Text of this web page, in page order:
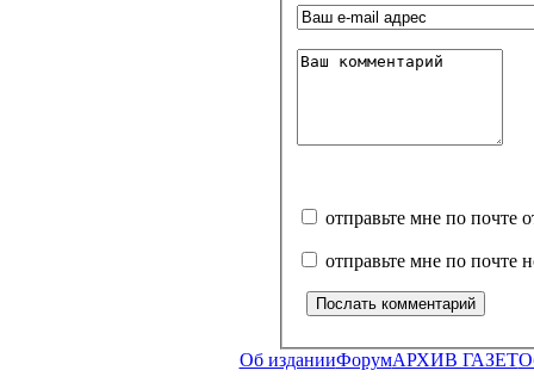
отправьте мне по почте
отправьте мне по почте
Об изданииФорумАРХИВ ГАЗЕТ